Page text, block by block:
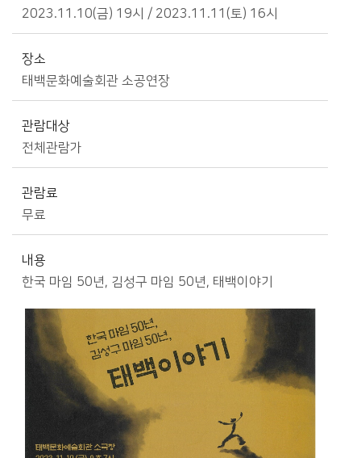
2023.11.10(금) 19시 / 2023.11.11(토) 16시
장소
태백문화예술회관 소공연장
관람대상
전체관람가
관람료
무료
내용
한국 마임 50년, 김성구 마임 50년, 태백이야기